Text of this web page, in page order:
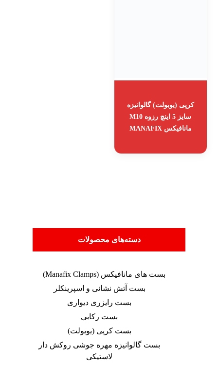
کرپی (یوبولت) گالوانیزه
سایز 5 اینچ رزوه M10
مانافیکس MANAFIX
دسته‌های محصولات
بست های مانافیکس (Manafix Clamps)
بست آتش نشانی و اسپرینکلر
بست رایزری دیواری
بست رکابی
بست کرپی (یوبولت)
بست گالوانیزه مهره جوشی روکش دار
لاستیکی